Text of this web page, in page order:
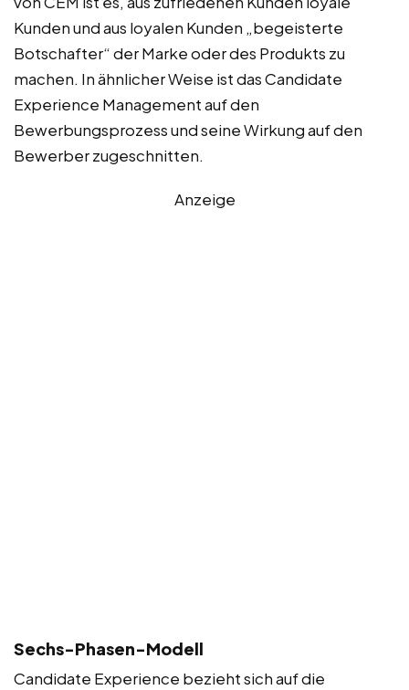
Kunden und aus loyalen Kunden „begeisterte
Botschafter“ der Marke oder des Produkts zu
machen. In ähnlicher Weise ist das Candidate
Experience Management auf den
Bewerbungsprozess und seine Wirkung auf den
Bewerber zugeschnitten.
Anzeige
Sechs-Phasen-Modell
Candidate Experience bezieht sich auf die